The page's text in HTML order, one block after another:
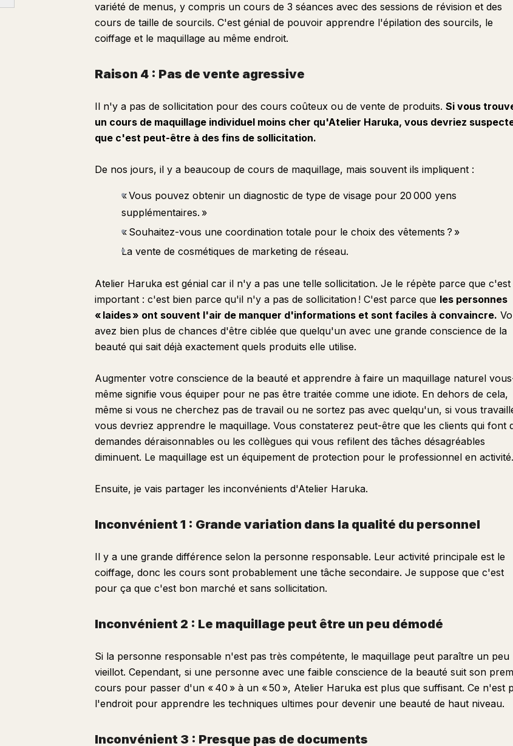
Avis de personnes ayant suivi les cours
À qui s'adresse Atelier Haruka
variété de menus, y compris un cours de 3 séances avec des sessions de révision et des
cours de taille de sourcils. C'est génial de pouvoir apprendre l'épilation des sourcils, le
coiffage et le maquillage au même endroit.
Raison 4 : Pas de vente agressive
Il n'y a pas de sollicitation pour des cours coûteux ou de vente de produits. Si vous
un cours de maquillage individuel moins cher qu'Atelier Haruka, vous devriez
que c'est peut-être à des fins de sollicitation.
De nos jours, il y a beaucoup de cours de maquillage, mais souvent ils impliquent :
« Vous pouvez obtenir un diagnostic de type de visage pour 20 000 yens
supplémentaires. »
« Souhaitez-vous une coordination totale pour le choix des vêtements ? »
La vente de cosmétiques de marketing de réseau.
Atelier Haruka est génial car il n'y a pas une telle sollicitation. Je le répète parce que c'est
important : c'est bien parce qu'il n'y a pas de sollicitation ! C'est parce que les personnes
« laides » ont souvent l'air de manquer d'informations et sont faciles à convaincre.
avez bien plus de chances d'être ciblée que quelqu'un avec une grande conscience de la
beauté qui sait déjà exactement quels produits elle utilise.
Augmenter votre conscience de la beauté et apprendre à faire un maquillage naturel
même signifie vous équiper pour ne pas être traitée comme une idiote. En dehors de cela,
même si vous ne cherchez pas de travail ou ne sortez pas avec quelqu'un, si vous
vous devriez apprendre le maquillage. Vous constaterez peut-être que les clients qui font
demandes déraisonnables ou les collègues qui vous refilent des tâches désagréables
diminuent. Le maquillage est un équipement de protection pour le professionnel en activité.
Ensuite, je vais partager les inconvénients d'Atelier Haruka.
Inconvénient 1 : Grande variation dans la qualité du personnel
Il y a une grande différence selon la personne responsable. Leur activité principale est le
coiffage, donc les cours sont probablement une tâche secondaire. Je suppose que c'est
pour ça que c'est bon marché et sans sollicitation.
Inconvénient 2 : Le maquillage peut être un peu démodé
Si la personne responsable n'est pas très compétente, le maquillage peut paraître un peu
vieillot. Cependant, si une personne avec une faible conscience de la beauté suit son
cours pour passer d'un « 40 » à un « 50 », Atelier Haruka est plus que suffisant. Ce n'est
l'endroit pour apprendre les techniques ultimes pour devenir une beauté de haut niveau.
Inconvénient 3 : Presque pas de documents